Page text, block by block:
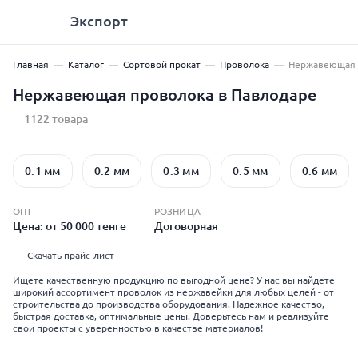
Экспорт
Главная Каталог Сортовой прокат Проволока Нержавеющая
Нержавеющая проволока в Павлодаре
1122 товара
0.1 мм 0.2 мм 0.3 мм 0.5 мм 0.6 мм
ОПТ
Цена: от 50 000 тенге
РОЗНИЦА
Договорная
Скачать прайс-лист
Ищете качественную продукцию по выгодной цене? У нас вы найдете
широкий ассортимент проволок из нержавейки для любых целей - от
строительства до производства оборудования. Надежное качество,
быстрая доставка, оптимальные цены. Доверьтесь нам и реализуйте
свои проекты с уверенностью в качестве материалов!